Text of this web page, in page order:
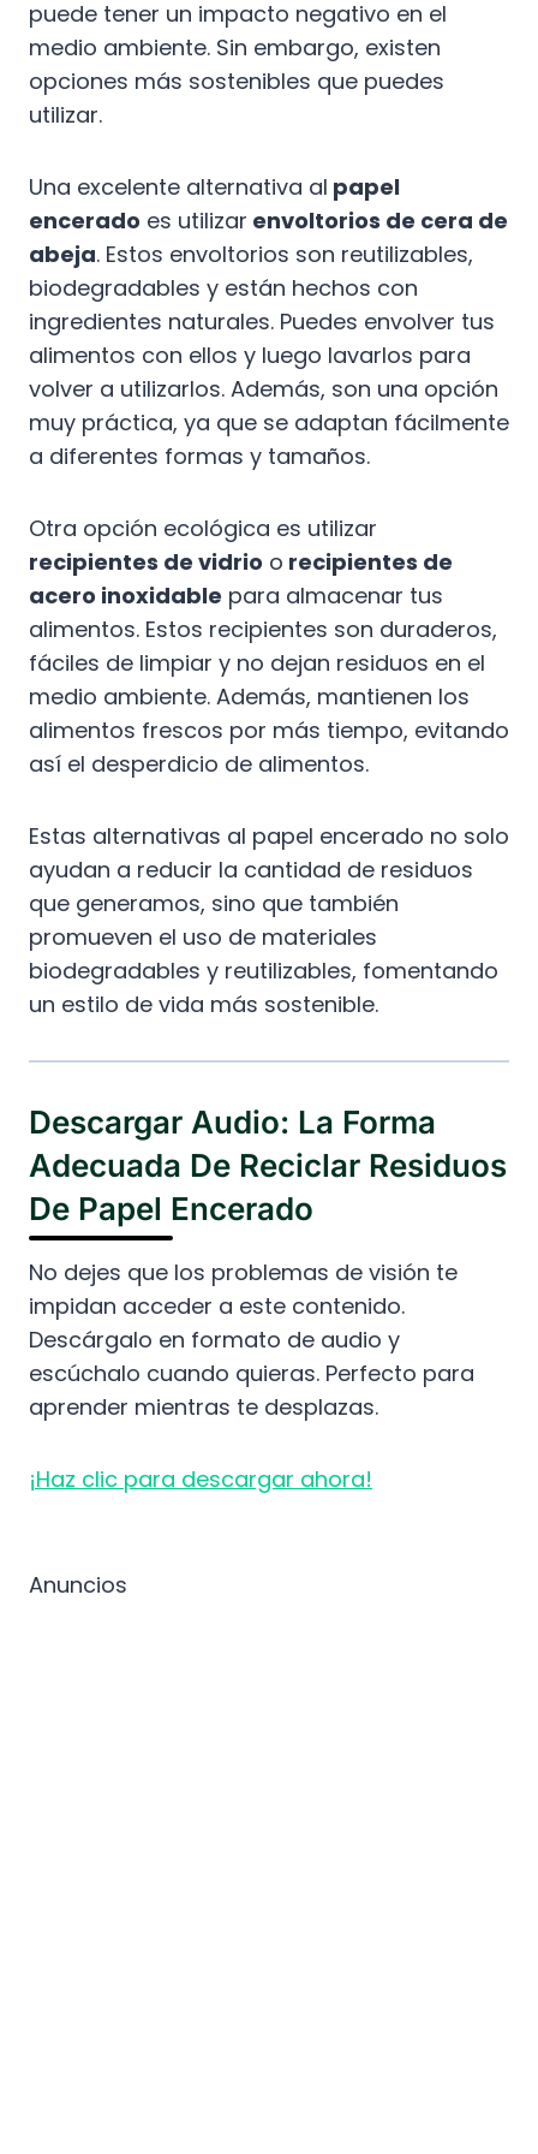
puede tener un impacto negativo en el
medio ambiente. Sin embargo, existen
opciones más sostenibles que puedes
utilizar.
Una excelente alternativa al papel
encerado es utilizar envoltorios de cera de
abeja. Estos envoltorios son reutilizables,
biodegradables y están hechos con
ingredientes naturales. Puedes envolver tus
alimentos con ellos y luego lavarlos para
volver a utilizarlos. Además, son una opción
muy práctica, ya que se adaptan fácilmente
a diferentes formas y tamaños.
Otra opción ecológica es utilizar
recipientes de vidrio o recipientes de
acero inoxidable para almacenar tus
alimentos. Estos recipientes son duraderos,
fáciles de limpiar y no dejan residuos en el
medio ambiente. Además, mantienen los
alimentos frescos por más tiempo, evitando
así el desperdicio de alimentos.
Estas alternativas al papel encerado no solo
ayudan a reducir la cantidad de residuos
que generamos, sino que también
promueven el uso de materiales
biodegradables y reutilizables, fomentando
un estilo de vida más sostenible.
Descargar Audio: La Forma
Adecuada De Reciclar Residuos
De Papel Encerado
No dejes que los problemas de visión te
impidan acceder a este contenido.
Descárgalo en formato de audio y
escúchalo cuando quieras. Perfecto para
aprender mientras te desplazas.
¡Haz clic para descargar ahora!
Anuncios